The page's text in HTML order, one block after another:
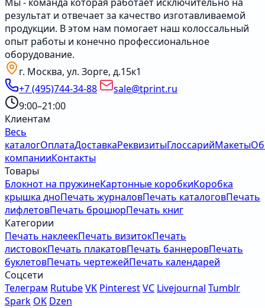
результат и отвечает за качество изготавливаемой
продукции. В этом нам помогает наш колоссальный
опыт работы и конечно профессиональное
оборудование.
г. Москва, ул. Зорге, д.15к1
+7 (495)744-34-88
sale@tprint.ru
9:00–21:00
Клиентам
Весь
каталогОплатаДоставкаРеквизитыГлоссарийМакеты
компанииКонтакты
Товары
Блокнот на пружинеКартонные коробкиКоробка
крышка дноПечать журналовПечать каталоговПечать
лифлетовПечать брошюрПечать книг
Категории
Печать наклеекПечать визитокПечать
листовокПечать плакатовПечать баннеровПечать
буклетовПечать чертежейПечать календарей
Соцсети
Телеграм RutubeVK PinterestVC Livejournal Tumblr
Spark OK Dzen